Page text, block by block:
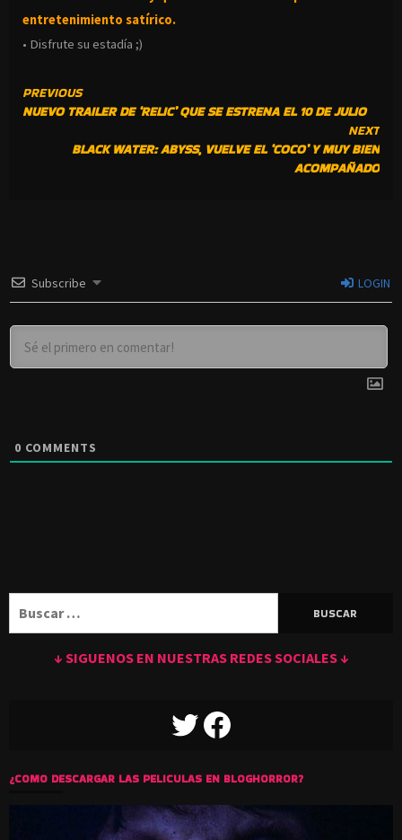
entretenimiento satírico.
• Disfrute su estadía ;)
CONTINUE
READING
PREVIOUS
NUEVO TRAILER DE ‘RELIC’ QUE SE ESTRENA EL 10 DE JULIO
NEXT
BLACK WATER: ABYSS, VUELVE EL ‘COCO’ Y MUY BIEN
ACOMPAÑADO
Subscribe LOGIN
0 COMMENTS
↓ SIGUENOS EN NUESTRAS REDES SOCIALES ↓
TWITTERFACEBOOK
¿COMO DESCARGAR LAS PELICULAS EN BLOGHORROR?